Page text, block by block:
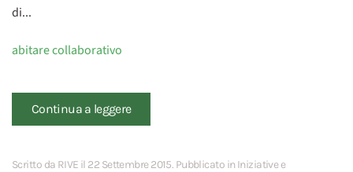
di...
abitare collaborativo
Continua a leggere
Scritto da RIVE il 22 Settembre 2015. Pubblicato in Iniziative e